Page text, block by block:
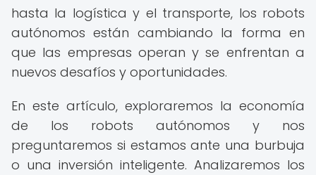
hasta la logística y el transporte, los robots
autónomos están cambiando la forma en
que las empresas operan y se enfrentan a
nuevos desafíos y oportunidades.
En este artículo, exploraremos la economía
de los robots autónomos y nos
preguntaremos si estamos ante una burbuja
o una inversión inteligente. Analizaremos los